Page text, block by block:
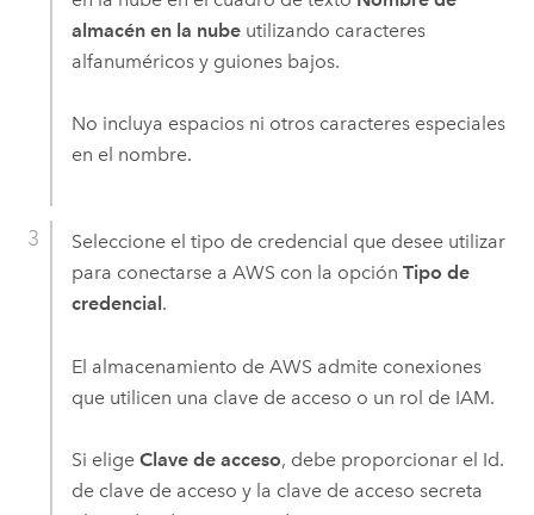
almacén en la nubeutilizando caracteres
alfanuméricos y guiones bajos.
No incluya espacios ni otros caracteres especiales
en el nombre.
Seleccione el tipo de credencial que desee utilizar
para conectarse a AWS con la opción Tipo de
credencial .
El almacenamiento de AWS admite conexiones
que utilicen una clave de acceso o un rol de IAM.
Si elige Clave de acceso, debe proporcionar el Id.
de clave de acceso y la clave de acceso secreta